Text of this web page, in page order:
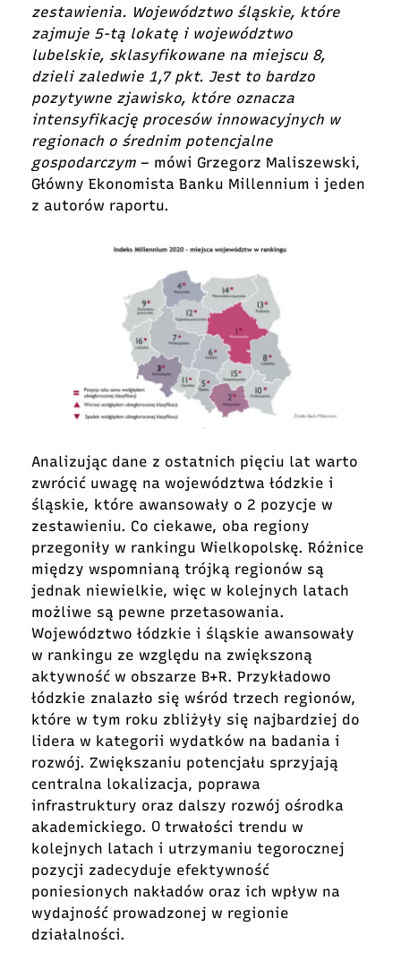
zestawienia. Województwo śląskie, które
zajmuje 5-tą lokatę i województwo
lubelskie, sklasyfikowane na miejscu 8,
dzieli zaledwie 1,7 pkt. Jest to bardzo
pozytywne zjawisko, które oznacza
intensyfikację procesów innowacyjnych w
regionach o średnim potencjalne
gospodarczym – mówi Grzegorz Maliszewski,
Główny Ekonomista Banku Millennium i jeden
z autorów raportu.
Analizując dane z ostatnich pięciu lat warto
zwrócić uwagę na województwa łódzkie i
śląskie, które awansowały o 2 pozycje w
zestawieniu. Co ciekawe, oba regiony
przegoniły w rankingu Wielkopolskę. Różnice
między wspomnianą trójką regionów są
jednak niewielkie, więc w kolejnych latach
możliwe są pewne przetasowania.
Województwo łódzkie i śląskie awansowały
w rankingu ze względu na zwiększoną
aktywność w obszarze B+R. Przykładowo
łódzkie znalazło się wśród trzech regionów,
które w tym roku zbliżyły się najbardziej do
lidera w kategorii wydatków na badania i
rozwój. Zwiększaniu potencjału sprzyjają
centralna lokalizacja, poprawa
infrastruktury oraz dalszy rozwój ośrodka
akademickiego. O trwałości trendu w
kolejnych latach i utrzymaniu tegorocznej
pozycji zadecyduje efektywność
poniesionych nakładów oraz ich wpływ na
wydajność prowadzonej w regionie
działalności.